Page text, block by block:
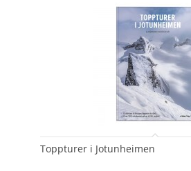
Toppturer i Jotunheimen